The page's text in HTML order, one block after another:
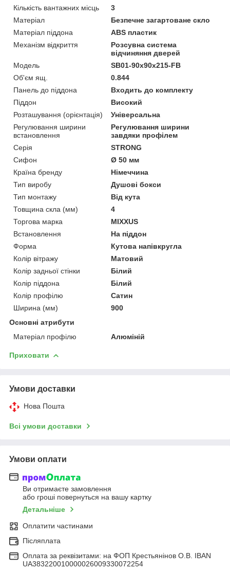
Кількість вантажних місць
3
Матеріал
Безпечне загартоване скло
Матеріал піддона
ABS пластик
Механізм відкриття
Розсувна система
відчиняння дверей
Мoдель
SB01-90x90x215-FB
Об'єм ящ.
0.844
Панель до піддона
Входить до комплекту
Піддон
Високий
Розташування (орієнтація)
Універсальна
Регулювання ширини
встановлення
Регулювання ширини
завдяки профілем
Серія
STRONG
Сифон
Ø 50 мм
Країна бренду
Німеччина
Тип виробу
Душові бокси
Тип монтажу
Від кута
Товщина скла (мм)
4
Торгова марка
MIXXUS
Встановлення
На піддон
Форма
Кутова напівкругла
Колір вітражу
Матовий
Колір задньої стінки
Білий
Колір піддона
Білий
Колір профілю
Сатин
Ширина (мм)
900
Основні атрибути
Матеріал профілю
Алюміній
Приховати
Умови доставки
Нова Пошта
Всі умови доставки
Умови оплати
Ви отримаєте замовлення
або гроші повернуться на вашу картку
Детальніше
Оплатити частинами
Післяплата
Оплата за реквізитами: на ФОП Крестьянінов О.В. IBAN
UA383220010000026009330072254